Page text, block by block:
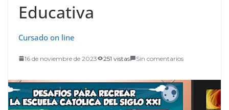
Educativa
Cursado on line
16 de noviembre de 2023 251 vistas Sin comentarios